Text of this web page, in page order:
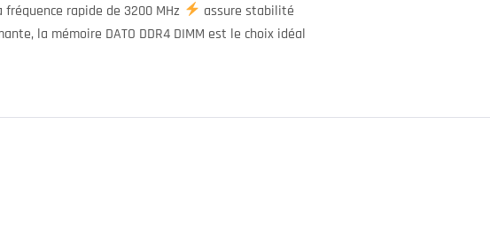
rapide de 3200 MHz
assure stabilité
la mémoire DATO DDR4 DIMM est le choix idéal